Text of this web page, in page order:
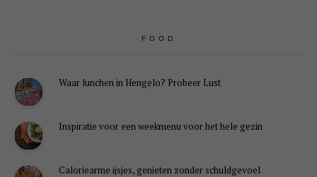
FOOD
Waar lunchen in Hengelo? Probeer Lust
Inspiratie voor een weekmenu voor het hele gezin
Caloriearme ijsjes, genieten zonder schuldgevoel